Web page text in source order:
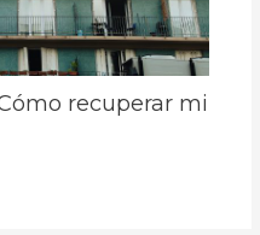
recuperar mi